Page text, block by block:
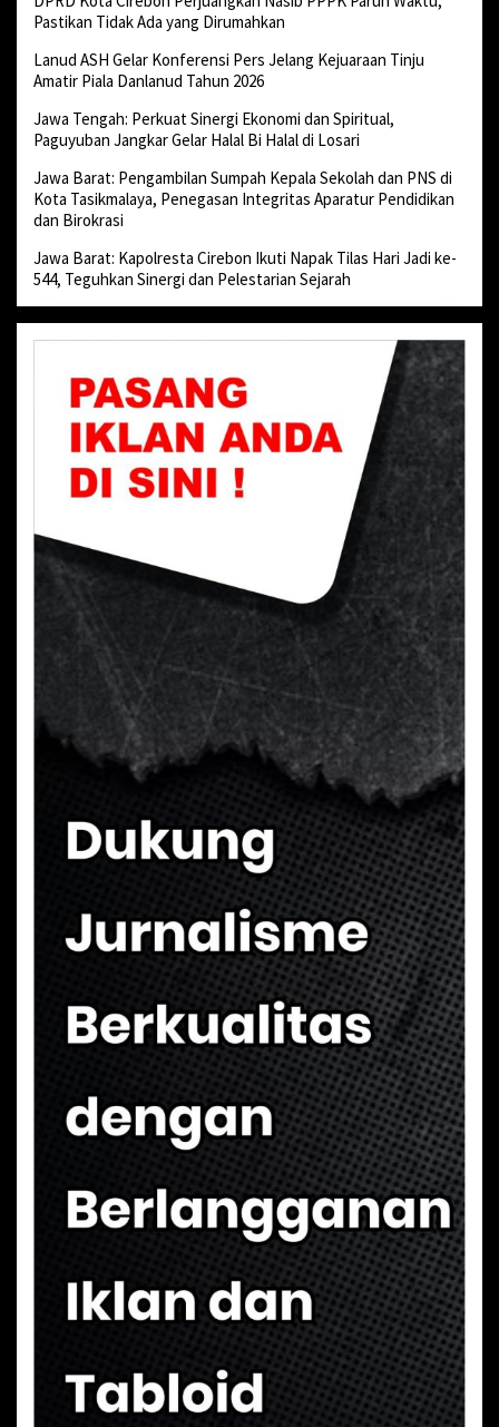
Pastikan Tidak Ada yang Dirumahkan
Lanud ASH Gelar Konferensi Pers Jelang Kejuaraan Tinju
Amatir Piala Danlanud Tahun 2026
Jawa Tengah: Perkuat Sinergi Ekonomi dan Spiritual,
Paguyuban Jangkar Gelar Halal Bi Halal di Losari
Jawa Barat: Pengambilan Sumpah Kepala Sekolah dan PNS di
Kota Tasikmalaya, Penegasan Integritas Aparatur Pendidikan
dan Birokrasi
Jawa Barat: Kapolresta Cirebon Ikuti Napak Tilas Hari Jadi ke-
544, Teguhkan Sinergi dan Pelestarian Sejarah